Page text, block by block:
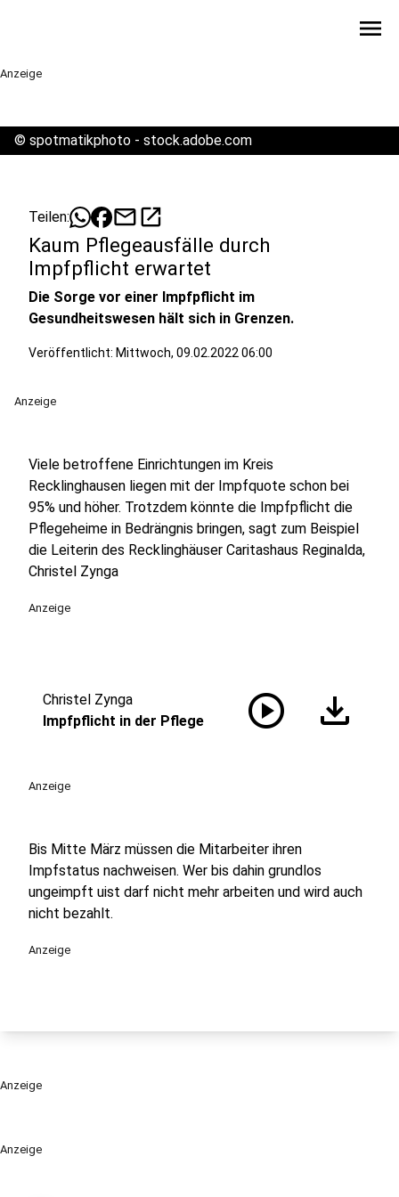
menu
Anzeige
Anzeige
© spotmatikphoto - stock.adobe.com
Teilen: mailopen_in_new
Kaum Pflegeausfälle durch
Impfpflicht erwartet
Die Sorge vor einer Impfpflicht im
Gesundheitswesen hält sich in Grenzen.
Veröffentlicht: Mittwoch, 09.02.2022 06:00
Anzeige
Viele betroffene Einrichtungen im Kreis
Recklinghausen liegen mit der Impfquote schon bei
95% und höher. Trotzdem könnte die Impfpflicht die
Pflegeheime in Bedrängnis bringen, sagt zum Beispiel
die Leiterin des Recklinghäuser Caritashaus Reginalda,
Christel Zynga
Anzeige
Christel Zynga
Impfpflicht in der Pflege
play_circle download
Anzeige
Bis Mitte März müssen die Mitarbeiter ihren
Impfstatus nachweisen. Wer bis dahin grundlos
ungeimpft uist darf nicht mehr arbeiten und wird auch
nicht bezahlt.
Anzeige
Anzeige